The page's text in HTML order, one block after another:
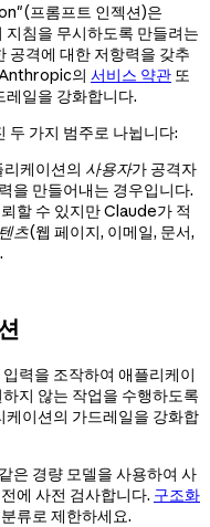
프롬프트 인젝션)은
침을 무시하도록 만들려는
공격에 대한 저항력을 갖추
의 서비스 약관 또
레일을 강화합니다.
두 가지 범주로 나뉩니다:
리케이션의 사용자가 공격자
을 만들어내는 경우입니다.
할 수 있지만 Claude가 적
츠(웹 페이지, 이메일, 문서,
력을 조작하여 애플리케이
지 않는 작업을 수행하도록
케이션의 가드레일을 강화합
은 경량 모델을 사용하여 사
에 사전 검사합니다. 구조화
류로 제한하세요.